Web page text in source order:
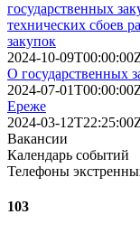
государственных
технических сбоев
закупок
2024-10-
О государственных
2024-07-
Ереже
2024-03-
Вакансии
Календарь событий
Телефоны
103